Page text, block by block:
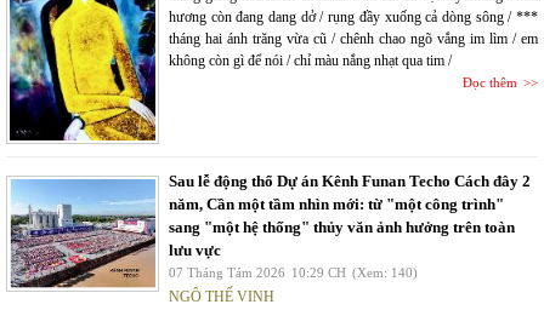
hương còn đang dang dở / rụng đầy xuống cả dòng sông / ***
tháng hai ánh trăng vừa cũ / chênh chao ngõ vắng im lìm / em
không còn gì để nói / chỉ màu nắng nhạt qua tim /
Đọc thêm
Sau lễ động thổ Dự án Kênh Funan Techo Cách đây 2
năm, Cần một tầm nhìn mới: từ "một công trình"
sang "một hệ thống" thủy văn ảnh hưởng trên toàn
lưu vực
07 Tháng Tám 2026 10:29 CH (Xem: 140)
NGÔ THẾ VINH